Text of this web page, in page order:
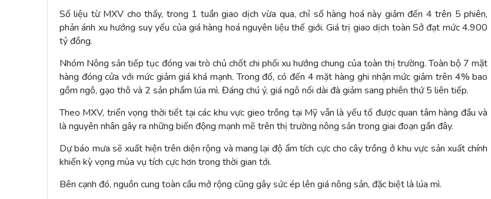
Số liệu từ MXV cho thấy, trong 1 tuần giao dịch vừa qua, chỉ số hàng hoá này giảm đến 4 trên 5 phiên,
phản ánh xu hướng suy yếu của giá hàng hoá nguyên liệu thế giới. Giá trị giao dịch toàn Sở đạt mức 4.900
tỷ đồng.
Nhóm Nông sản tiếp tục đóng vai trò chủ chốt chi phối xu hướng chung của toàn thị trường. Toàn bộ 7 mặt
hàng đóng cửa với mức giảm giá khá mạnh. Trong đố, có đến 4 mặt hàng ghi nhận mức giảm trên 4% bao
gồm ngô, gạo thô và 2 sản phẩm lúa mì. Đáng chú ý, giá ngô nối dài đà giảm sang phiên thứ 5 liên tiếp.
Theo MXV, triển vọng thời tiết tại các khu vực gieo trồng tại Mỹ vẫn là yếu tố được quan tâm hàng đầu và
là nguyên nhân gây ra những biến động mạnh mẽ trên thị trường nông sản trong giai đoạn gần đây.
Dự báo mưa sẽ xuất hiện trên diện rộng và mang lại độ ẩm tích cực cho cây trồng ở khu vực sản xuất chính
khiến kỳ vọng mùa vụ tích cực hơn trong thời gian tới.
Bên cạnh đó, nguồn cung toàn cầu mở rộng cũng gây sức ép lên giá nông sản, đặc biệt là lúa mì.